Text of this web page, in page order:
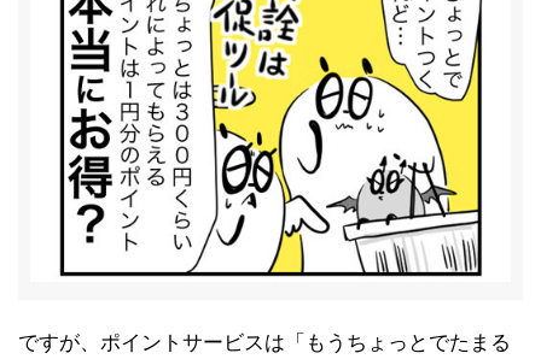
ですが、ポイントサービスは「もうちょっとでたまる